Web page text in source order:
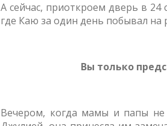
А сейчас, приоткроем дверь в
где Каю за один день побывал на
Вы только
Вечером, когда мамы и папы